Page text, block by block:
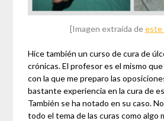
[Imagen extraída deeste
Hice también un curso de cura de
crónicas. El profesor es el mismo
con la que me preparo las
bastante experiencia en la cura de
También se ha notado en su caso.
todo el tema de las curas como algo